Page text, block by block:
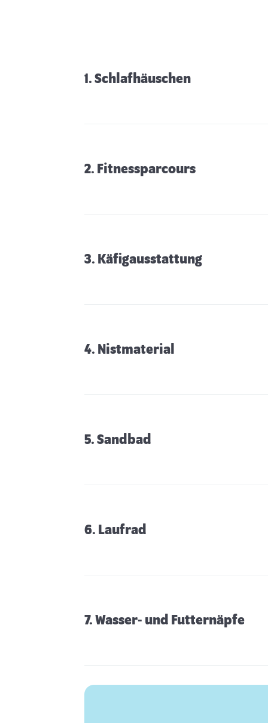
1. Schlafhäuschen
2. Fitnessparcours
3. Käfigausstattung
4. Nistmaterial
5. Sandbad
6. Laufrad
7. Wasser- und Futternäpfe